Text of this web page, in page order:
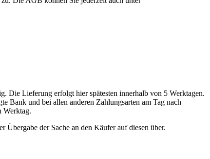
Die Lieferung erfolgt hier spätesten innerhalb von 5 Werktagen.
Bank und bei allen anderen Zahlungsarten am Tag nach
Werktag.
Übergabe der Sache an den Käufer auf diesen über.